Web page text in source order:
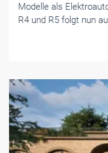
Modelle als
R4 und R5 folgt nun